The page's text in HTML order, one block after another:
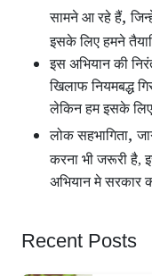
सामने आ रहे हैं,
इसके लिए हमने
इस अभियान की
खिलाफ नियमबद्ध
लेकिन हम इसके लिए
लोक सहभागिता,
करना भी जरूरी है,
अभियान मे सरकार
Recent Posts